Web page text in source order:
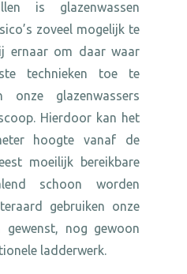
is glazenwassen
zoveel mogelijk te
ernaar om daar waar
technieken toe te
onze glazenwassers
Hierdoor kan het
hoogte vanaf de
moeilijk bereikbare
schoon worden
gebruiken onze
gewenst, nog gewoon
ladderwerk.